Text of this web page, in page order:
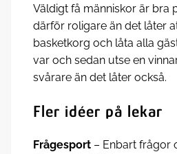
Väldigt få människor är bra
därför roligare än det låter
basketkorg och låta alla
var och sedan utse en
svårare än det låter också.
Fler idéer på lekar
Frågesport – Enbart frågor